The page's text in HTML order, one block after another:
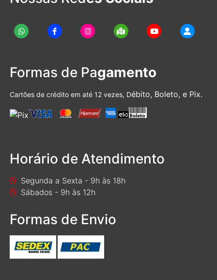
Formas de Pagamento
Cartões de crédito em até 12 vezes, Débito, Boleto, e Pix.
Horário de Atendimento
Segunda a Sexta - 9h às 18h
Sábados - 9h às 12h
Formas de Envio